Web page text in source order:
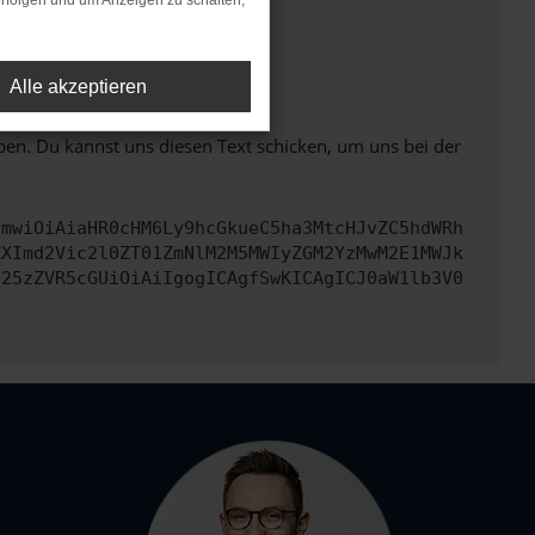
unterstützt werden.
Du kannst uns diesen Text schicken, um uns bei der
Alle akzeptieren